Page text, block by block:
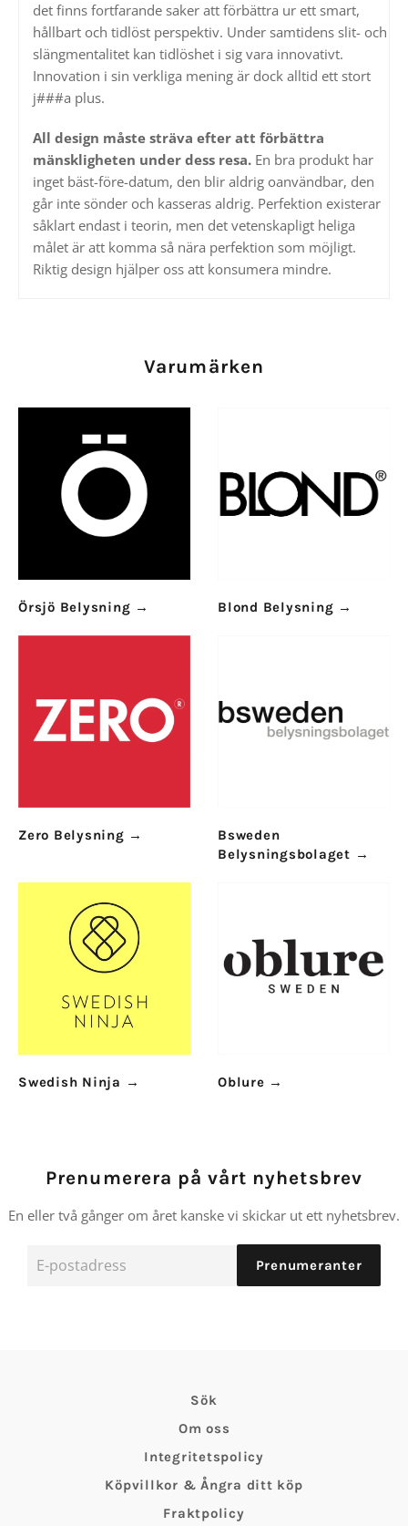
det finns fortfarande saker att förbättra ur ett smart,
hållbart och tidlöst perspektiv. Under samtidens slit- och
slängmentalitet kan tidlöshet i sig vara innovativt.
Innovation i sin verkliga mening är dock alltid ett stort
j###a plus.
All design måste sträva efter att förbättra
mänskligheten under dess resa. En bra produkt har
inget bäst-före-datum, den blir aldrig oanvändbar, den
går inte sönder och kasseras aldrig. Perfektion existerar
såklart endast i teorin, men det vetenskapligt heliga
målet är att komma så nära perfektion som möjligt.
Riktig design hjälper oss att konsumera mindre.
Varumärken
Örsjö Belysning → Blond Belysning →
Zero Belysning →
Bsweden
Belysningsbolaget →
Swedish Ninja → Oblure →
Prenumerera på vårt nyhetsbrev
En eller två gånger om året kanske vi skickar ut ett nyhetsbrev.
E-
postadress
Prenumeranter
Sök
Om oss
Integritetspolicy
Köpvillkor & Ångra ditt köp
Fraktpolicy